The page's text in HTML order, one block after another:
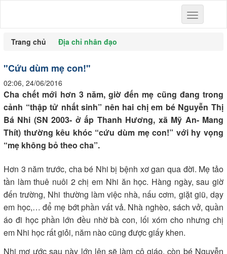
Toggle
navigation
Trang chủ
Địa chỉ nhân đạo
"Cứu dùm mẹ con!"
02:06, 24/06/2016
Cha chết mới hơn 3 năm, giờ đến mẹ cũng đang trong
cảnh “thập tử nhất sinh” nên hai chị em bé Nguyễn Thị
Bá Nhi (SN 2003- ở ấp Thanh Hương, xã Mỹ An- Mang
Thít) thường kêu khóc “cứu dùm mẹ con!” với hy vọng
“mẹ không bỏ theo cha”.
Hơn 3 năm trước, cha bé Nhi bị bệnh xơ gan qua đời. Mẹ tảo
tần làm thuê nuôi 2 chị em Nhi ăn học. Hàng ngày, sau giờ
đến trường, Nhi thường làm việc nhà, nấu cơm, giặt giũ, dạy
em học,… để mẹ bớt phần vất vả. Nhà nghèo, sách vở, quần
áo đi học phần lớn đều nhờ bà con, lối xóm cho nhưng chị
em Nhi học rất giỏi, năm nào cũng được giấy khen.
Nhi mơ ước sau này lớn lên sẽ làm cô giáo, còn bé Nguyễn